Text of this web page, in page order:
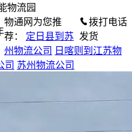
物流园
拨打电话
发货
物通网为您推
荐：
定日县到苏
州物流公司
日喀则到江苏物
司 苏州物流公司